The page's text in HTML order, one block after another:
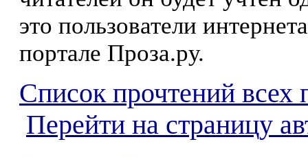
это пользователи
портале Проза.ру.
Список прочтений всех
Перейти на страницу